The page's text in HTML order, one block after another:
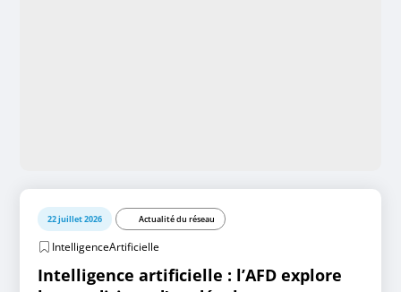
22 juillet 2026 Actualité du réseau
IntelligenceArtificielle
Intelligence artificielle : l’AFD explore